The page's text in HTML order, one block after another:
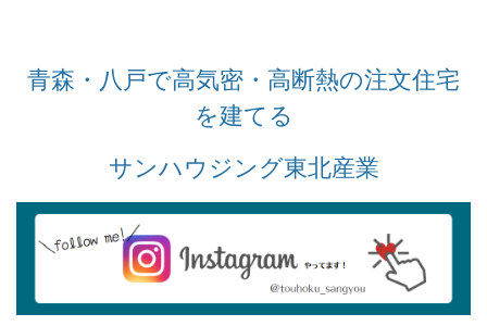
青森・八戸で高気密・高断熱の注文住宅
を建てる
サンハウジング東北産業